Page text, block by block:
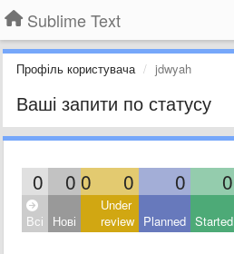
Sublime Text
Профіль користувача jdwyah
Ваші запити по статусу
0 0 0 0 0 0
Всі Нові
Under
review Planned Started